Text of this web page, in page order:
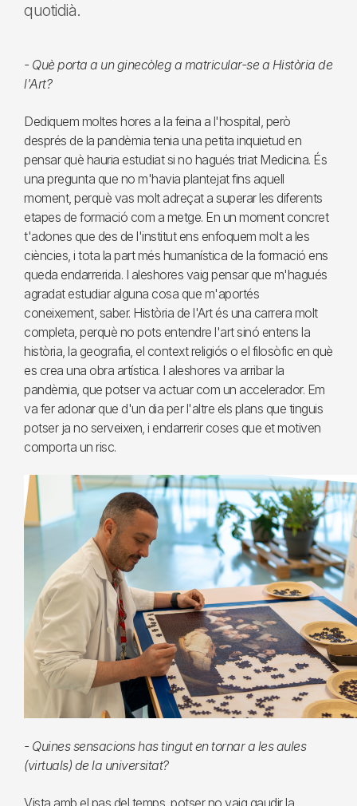
quotidià.
- Què porta a un ginecòleg a matricular-se a Història de
l'Art?
Dediquem moltes hores a la feina a l'hospital, però
després de la pandèmia tenia una petita inquietud en
pensar què hauria estudiat si no hagués triat Medicina. És
una pregunta que no m'havia plantejat fins aquell
moment, perquè vas molt adreçat a superar les diferents
etapes de formació com a metge. En un moment concret
t'adones que des de l'institut ens enfoquem molt a les
ciències, i tota la part més humanística de la formació ens
queda endarrerida. I aleshores vaig pensar que m'hagués
agradat estudiar alguna cosa que m'aportés
coneixement, saber. Història de l'Art és una carrera molt
completa, perquè no pots entendre l'art sinó entens la
història, la geografia, el context religiós o el filosòfic en què
es crea una obra artística. I aleshores va arribar la
pandèmia, que potser va actuar com un accelerador. Em
va fer adonar que d'un dia per l'altre els plans que tinguis
potser ja no serveixen, i endarrerir coses que et motiven
comporta un risc.
- Quines sensacions has tingut en tornar a les aules
(virtuals) de la universitat?
Vista amb el pas del temps, potser no vaig gaudir la